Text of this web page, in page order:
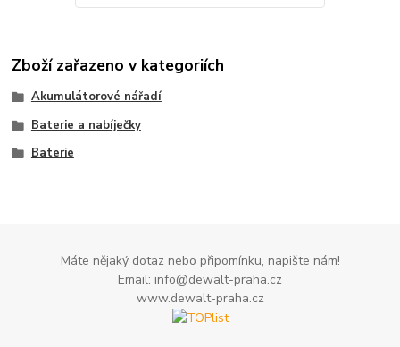
Zboží zařazeno v kategoriích
Akumulátorové nářadí
Baterie a nabíječky
Baterie
Máte nějaký dotaz nebo připomínku, napište nám!
Email: info@dewalt-praha.cz
www.dewalt-praha.cz